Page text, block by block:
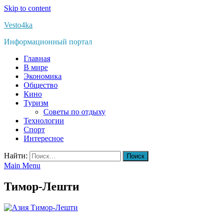
Skip to content
Vesto4ka
Информационный портал
Главная
В мире
Экономика
Общество
Кино
Туризм
Советы по отдыху
Технологии
Спорт
Интересное
Найти:
Main Menu
Тимор-Лешти